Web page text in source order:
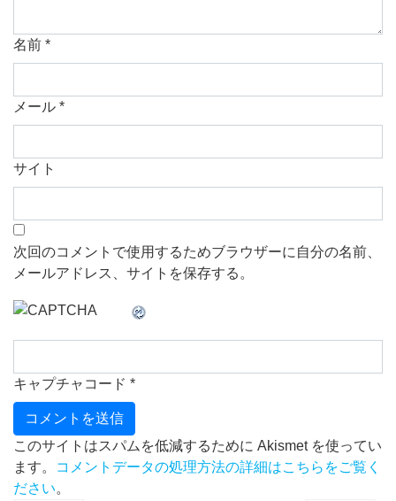
名前 *
メール *
サイト
次回のコメントで使用するためブラウザーに自分の名前、
メールアドレス、サイトを保存する。
キャプチャコード *
このサイトはスパムを低減するために Akismet を使ってい
ます。
コメントデータの処理方法の詳細はこちらをご覧く
ださい。